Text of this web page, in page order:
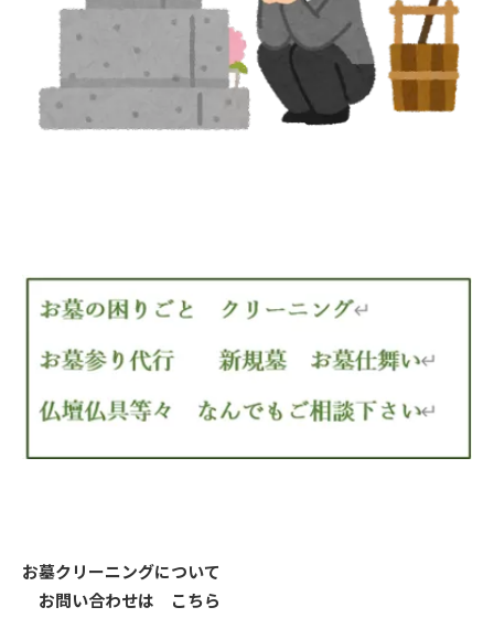
お墓クリーニングについて
お問い合わせは こちら